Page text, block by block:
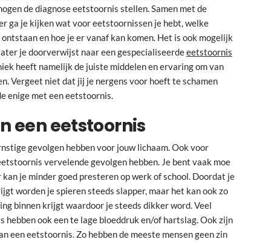
de diagnose eetstoornis stellen. Samen met de
ga je kijken wat voor eetstoornissen je hebt, welke
en hoe je er vanaf kan komen. Het is ook mogelijk
je doorverwijst naar een gespecialiseerdeeetstoornis
heeft namelijk de juiste middelen en ervaring om van
Vergeet niet dat jij je nergens voor hoeft te schamen
enige met een eetstoornis.
een eetstoornis
gevolgen hebben voor jouw lichaam. Ook voor
vervelende gevolgen hebben. Je bent vaak moe
je minder goed presteren op werk of school. Doordat je
worden je spieren steeds slapper, maar het kan ook zo
binnen krijgt waardoor je steeds dikker word. Veel
hebben ook een te lage bloeddruk en/of hartslag. Ook zijn
een eetstoornis. Zo hebben de meeste mensen geen zin